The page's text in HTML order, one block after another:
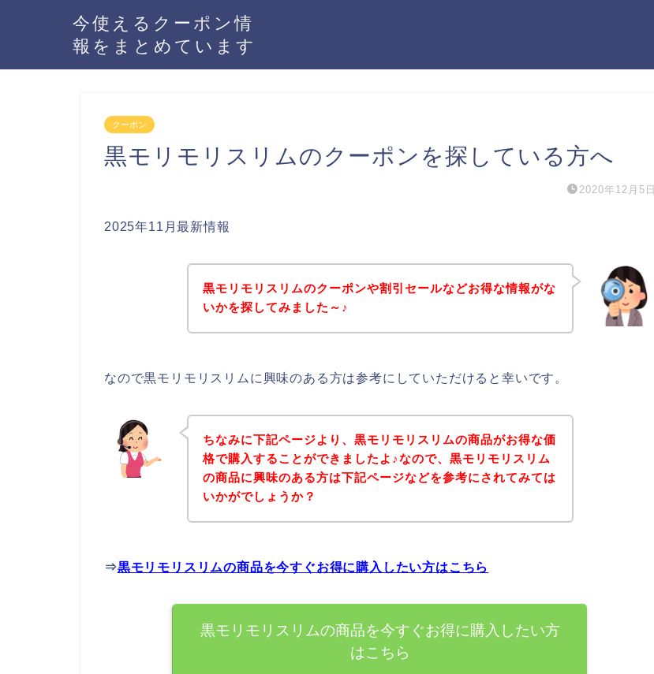
今使えるクーポン情
報をまとめています
クーポン
黒モリモリスリムのクーポンを探している方へ
2020年12月5日
2025年11月最新情報
黒モリモリスリムのクーポンや割引セールなどお得な情報がな
いかを探してみました～♪
なので黒モリモリスリムに興味のある方は参考にしていただけると幸いです。
ちなみに下記ページより、黒モリモリスリムの商品がお得な価
格で購入することができましたよ♪なので、黒モリモリスリム
の商品に興味のある方は下記ページなどを参考にされてみては
いかがでしょうか？
⇒黒モリモリスリムの商品を今すぐお得に購入したい方はこちら
黒モリモリスリムの商品を今すぐお得に購入したい方
はこちら